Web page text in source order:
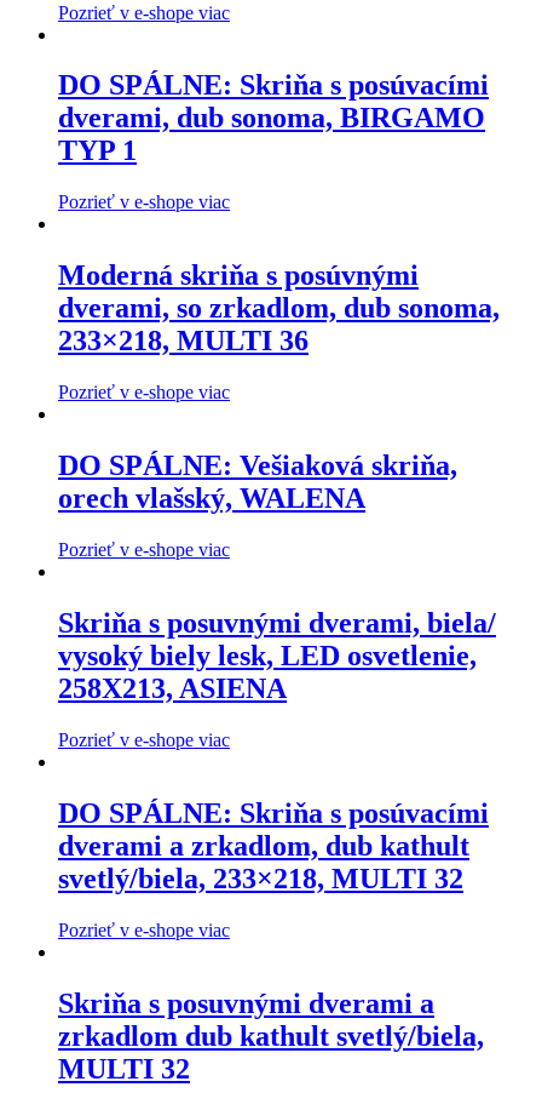
Pozrieť v e-shope viac
DO SPÁLNE: Skriňa s posúvacími
dverami, dub sonoma, BIRGAMO
TYP 1
Pozrieť v e-shope viac
Moderná skriňa s posúvnými
dverami, so zrkadlom, dub sonoma,
233×218, MULTI 36
Pozrieť v e-shope viac
DO SPÁLNE: Vešiaková skriňa,
orech vlašský, WALENA
Pozrieť v e-shope viac
Skriňa s posuvnými dverami, biela/
vysoký biely lesk, LED osvetlenie,
258X213, ASIENA
Pozrieť v e-shope viac
DO SPÁLNE: Skriňa s posúvacími
dverami a zrkadlom, dub kathult
svetlý/biela, 233×218, MULTI 32
Pozrieť v e-shope viac
Skriňa s posuvnými dverami a
zrkadlom dub kathult svetlý/biela,
MULTI 32